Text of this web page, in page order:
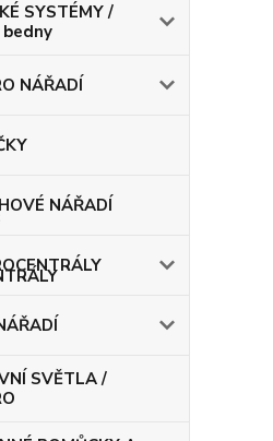
SYSTÉMY /
NÁŘADÍ
NÁŘADÍ
SVĚTLA /